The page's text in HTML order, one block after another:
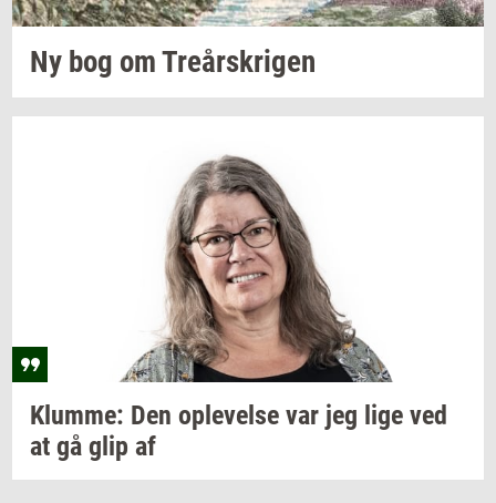
Ny bog omTre­år­skri­gen
Klum­me: Den op­le­vel­se var jeg lige ved
at gå glip af